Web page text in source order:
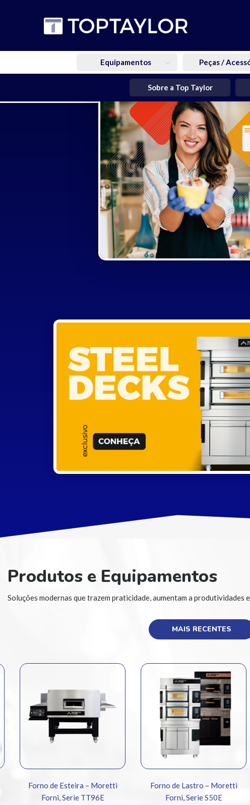
Equipamentos Peças /
Sobre a Top Taylor
Produtos e Equipamentos
Soluções modernas que trazem praticidade, aumentam a produtividades
MAIS RECENTES
Forno de Esteira – Moretti
Forni, Serie TT96E
Forno de Lastro – Moretti
Forni, Serie S50E